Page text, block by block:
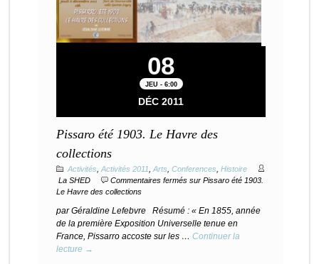
08
JEU - 6:00
DÉC 2011
Pissaro été 1903. Le Havre des
collections
Activités Activités 2011 Arts Conferences Histoire
La SHED
Commentaires fermés sur Pissaro été 1903.
Le Havre des collections
par Géraldine Lefebvre Résumé : « En 1855, année
de la première Exposition Universelle tenue en
France, Pissarro accoste sur les … Continuer la
lecture →